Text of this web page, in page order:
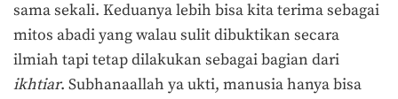
sama sekali. Keduanya lebih bisa kita terima sebagai
mitos abadi yang walau sulit dibuktikan secara
ilmiah tapi tetap dilakukan sebagai bagian dari
ikhtiar. Subhanaallah ya ukti, manusia hanya bisa